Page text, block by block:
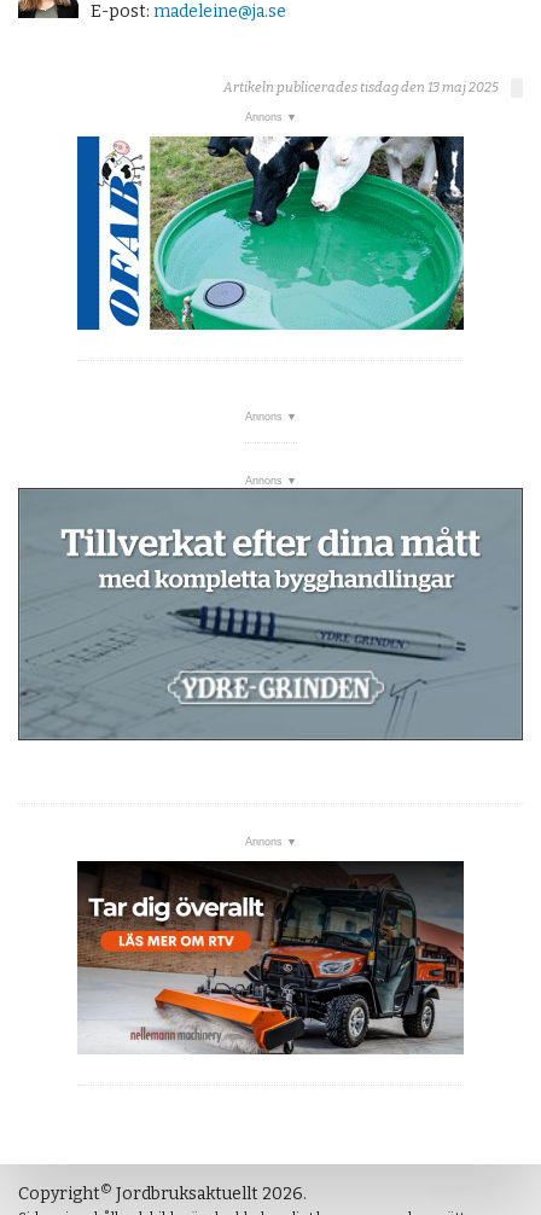
E-post: madeleine@ja.se
Artikeln publicerades tisdag den 13 maj 2025
Copyright© Jordbruksaktuellt 2026.